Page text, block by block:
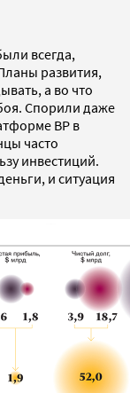
всегда,
развития,
а во что
Спорили даже
ВР в
часто
инвестиций.
и ситуация